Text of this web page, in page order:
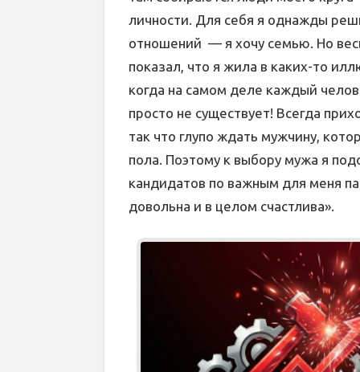
личности. Для себя я однажды
отношений — я хочу семью. Но
показал, что я жила в каких-то
когда на самом деле каждый
просто не существует! Всегда
так что глупо ждать мужчину,
пола. Поэтому к выбору мужа я
кандидатов по важным для меня
довольна и в целом счастлива».